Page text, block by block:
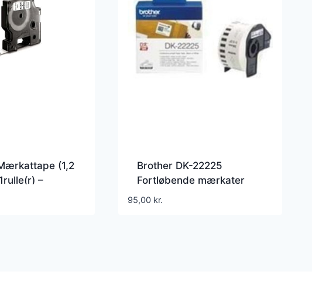
(1,2
–
Brother DK-22225
Fortløbende mærkater
(3,8 cm x 30,5 m) 1rulle(r)
95,00 kr.